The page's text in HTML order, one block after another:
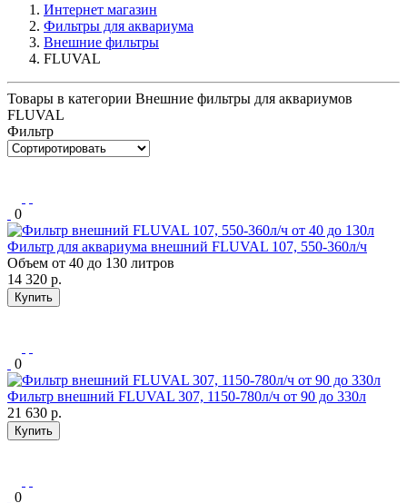
Интернет магазин
Фильтры для аквариума
Внешние фильтры
FLUVAL
Товары в категории Внешние фильтры для аквариумов
FLUVAL
Фильтр
0
Фильтр для аквариума внешний FLUVAL 107, 550-360л/ч
Объем от 40 до 130 литров
14 320 р.
Купить
0
Фильтр внешний FLUVAL 307, 1150-780л/ч от 90 до 330л
21 630 р.
Купить
0